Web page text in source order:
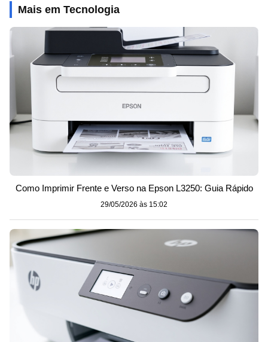
Mais em Tecnologia
Como Imprimir Frente e Verso na Epson L3250: Guia Rápido
29/05/2026 às 15:02